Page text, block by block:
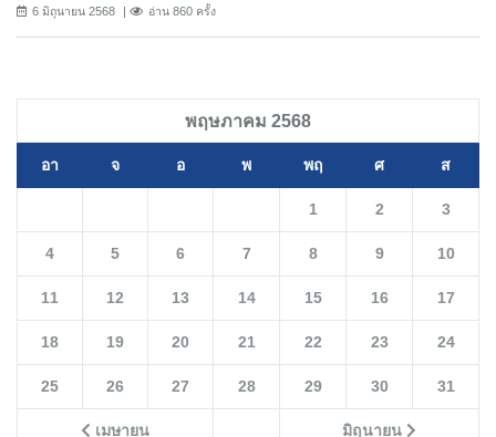
6 มิถุนายน 2568 อ่าน 860 ครั้ง
พฤษภาคม 2568
อา จ อ พ พฤ ศ ส
เมษายน มิถุนายน
1 2 3
4 5 6 7 8 9 10
11 12 13 14 15 16 17
18 19 20 21 22 23 24
25 26 27 28 29 30 31